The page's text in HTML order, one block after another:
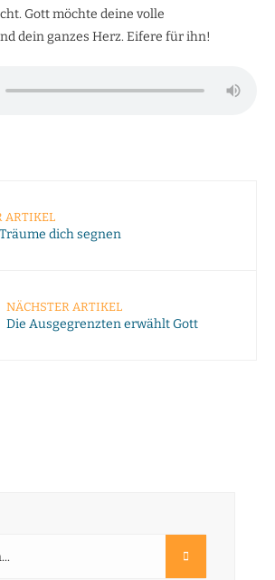
Gott möchte deine volle
dein ganzes Herz. Eifere für ihn!
ARTIKEL
dich segnen
NÄCHSTER ARTIKEL
Die Ausgegrenzten erwählt Gott